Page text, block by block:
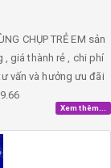
CHỤP TRẺ EM sản
giá thành rẻ , chi phí
vấn và hưởng ưu đãi
Xem thêm...